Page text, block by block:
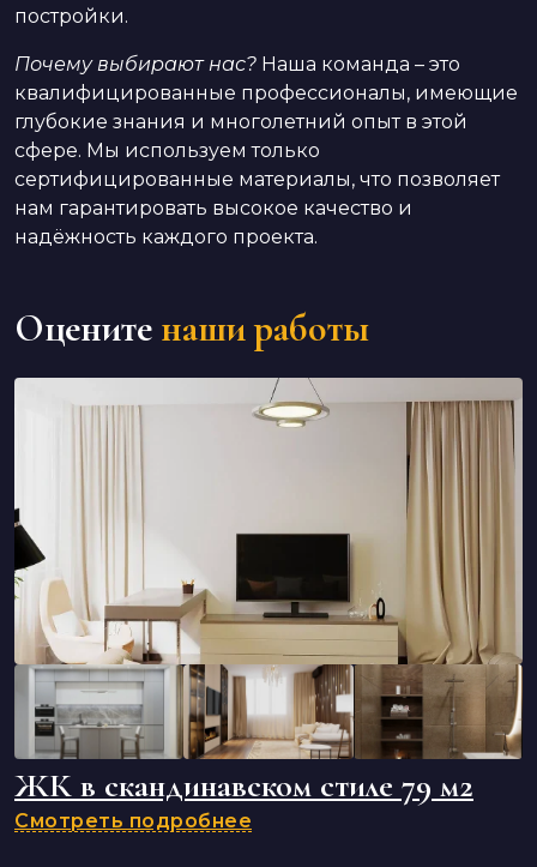
постройки.
Почему выбирают нас? Наша команда – это
квалифицированные профессионалы, имеющие
глубокие знания и многолетний опыт в этой
сфере. Мы используем только
сертифицированные материалы, что позволяет
нам гарантировать высокое качество и
надёжность каждого проекта.
Оцените наши работы
ЖК в скандинавском стиле 79 м2
Смотреть подробнее